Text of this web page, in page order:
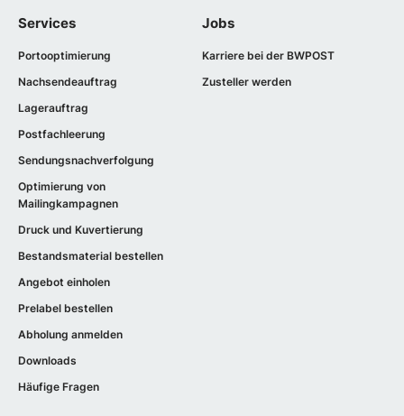
Services
Portooptimierung
Nachsendeauftrag
Lagerauftrag
Postfachleerung
Sendungsnachverfolgung
Optimierung von
Mailingkampagnen
Druck und Kuvertierung
Bestandsmaterial bestellen
Angebot einholen
Prelabel bestellen
Abholung anmelden
Downloads
Häufige Fragen
Jobs
Karriere bei der BWPOST
Zusteller werden